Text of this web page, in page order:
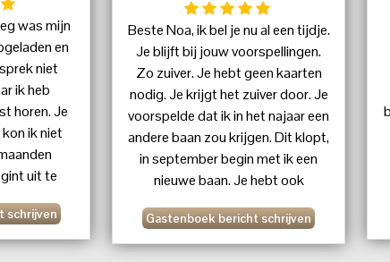
was mijn
en
niet
ik heb
horen. Je
ik niet
uit te
gisteren
hij vroeg
schrijven
Beste Noa, ik bel je nu al een tijdje.
Je blijft bij jouw voorspellingen.
Zo zuiver. Je hebt geen kaarten
nodig. Je krijgt het zuiver door. Je
voorspelde dat ik in het najaar een
andere baan zou krijgen. Dit klopt,
in september begin met ik een
nieuwe baan. Je hebt ook
zou verlopen. Dit is exact zo
uitgekomen. Als je een medium
Gastenboek bericht schrijven